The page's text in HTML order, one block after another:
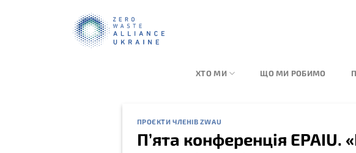
ХТО МИ ЩО МИ РОБИМО
ПРОЄКТИ ЧЛЕНІВ ZWAU
П’ята конференція